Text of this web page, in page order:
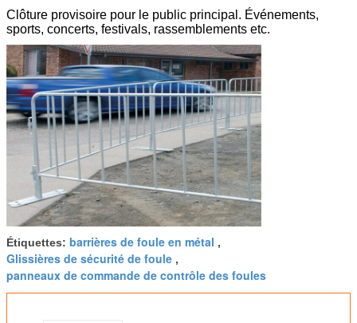
Clôture provisoire pour le public principal. Événements,
sports, concerts, festivals, rassemblements etc.
Étiquettes: barrières de foule en métal ,
Glissières de sécurité de foule ,
panneaux de commande de contrôle des foules